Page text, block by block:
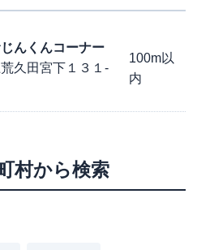
んくんコーナー
久田宮下１３１-
100m以
内
村から検索